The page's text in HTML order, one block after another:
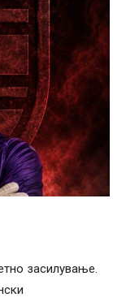
засилување.